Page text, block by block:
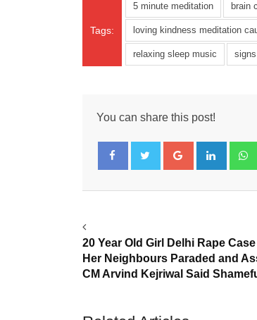
Tags:
5 minute meditation brain
loving kindness meditation
relaxing sleep music
You can share this post!
Google+ LinkedIn
20 Year Old Girl Delhi Rape
Her Neighbours Paraded and
CM Arvind Kejriwal Said